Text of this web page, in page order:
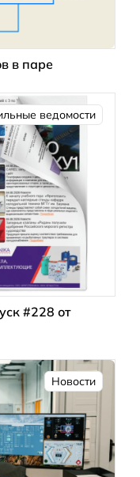
в паре
ведомости
#228 от
Новости